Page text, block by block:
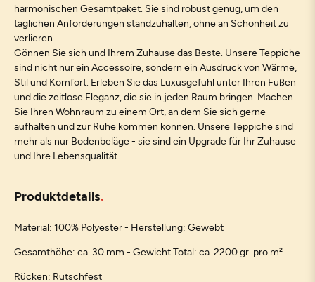
harmonischen Gesamtpaket. Sie sind robust genug, um den
täglichen Anforderungen standzuhalten, ohne an Schönheit zu
verlieren.
Gönnen Sie sich und Ihrem Zuhause das Beste. Unsere Teppiche
sind nicht nur ein Accessoire, sondern ein Ausdruck von Wärme,
Stil und Komfort. Erleben Sie das Luxusgefühl unter Ihren Füßen
und die zeitlose Eleganz, die sie in jeden Raum bringen. Machen
Sie Ihren Wohnraum zu einem Ort, an dem Sie sich gerne
aufhalten und zur Ruhe kommen können. Unsere Teppiche sind
mehr als nur Bodenbeläge - sie sind ein Upgrade für Ihr Zuhause
und Ihre Lebensqualität.
Produktdetails
Material: 100% Polyester - Herstellung: Gewebt
Gesamthöhe: ca. 30 mm - Gewicht Total: ca. 2200 gr. pro m²
Rücken: Rutschfest